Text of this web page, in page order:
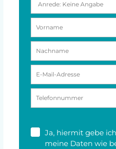
Ja, hiermit gebe
meine Daten wie